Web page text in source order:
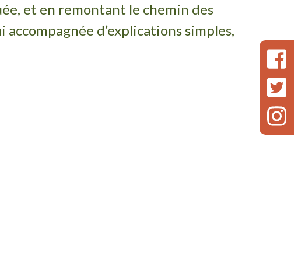
et en remontant le chemin des
accompagnée d’explications simples,